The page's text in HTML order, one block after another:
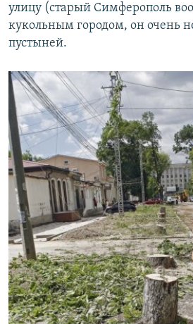
улицу (старый Симферополь
кукольным городом, он очень
пустыней.